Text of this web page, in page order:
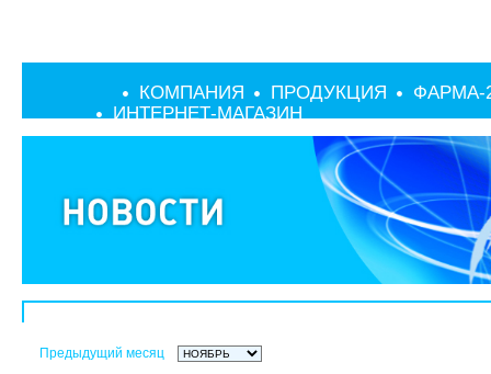
КОМПАНИЯ ПРОДУКЦИЯ
ФАРМА-
ИНТЕРНЕТ-МАГАЗИН
Предыдущий месяц